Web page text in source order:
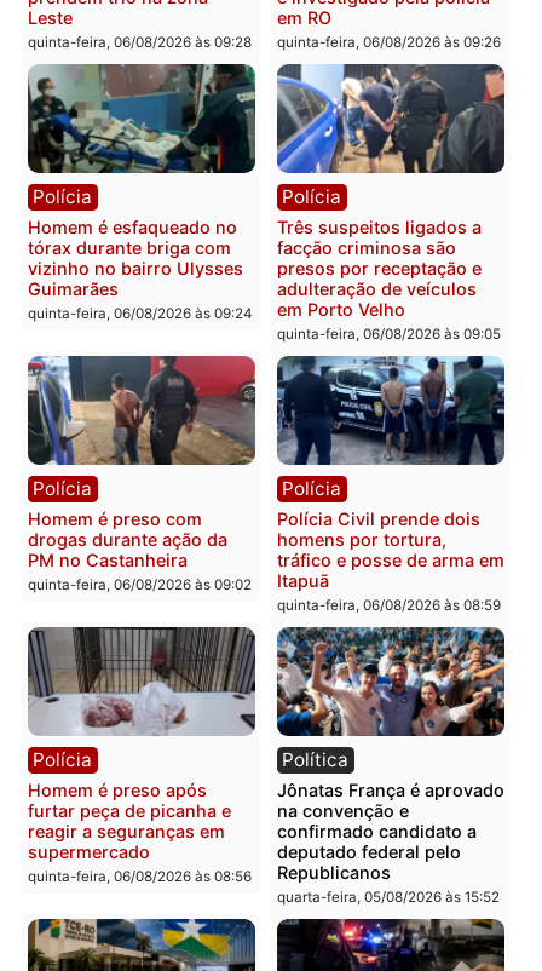
sexta-feira, 07/08/2026 às
Polícia
Tragédia na BR-364:
colisão entre caminhão e
carro deixa quatro mortos
em Porto Velho
quinta-feira, 06/08/2026 às 20:51
Política
Ministro Dias Tofolli , do
TSE, determina
e processamento da
que pode levar à perda
mandato da prefeita de
Pimenta Bueno
quinta-feira, 06/08/2026 às
Polícia
Policiais militares
recuperam moto furtada e
Leste
quinta-feira, 06/08/2026 às 09:28
Polícia
Jovem é encontrado
na Rua dos Cravos e
é investigado pela
em RO
quinta-feira, 06/08/2026 às
Polícia
Homem é esfaqueado no
tórax durante briga com
Guimarães
quinta-feira, 06/08/2026 às 09:24
Polícia
Três suspeitos ligados a
facção criminosa são
adulteração de veículos
em Porto Velho